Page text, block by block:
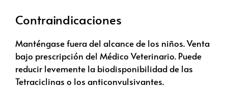
Contraindicaciones
Manténgase fuera del alcance de los niños. Venta
bajo prescripción del Médico Veterinario. Puede
reducir levemente la biodisponibilidad de las
Tetraciclinas o los anticonvulsivantes.